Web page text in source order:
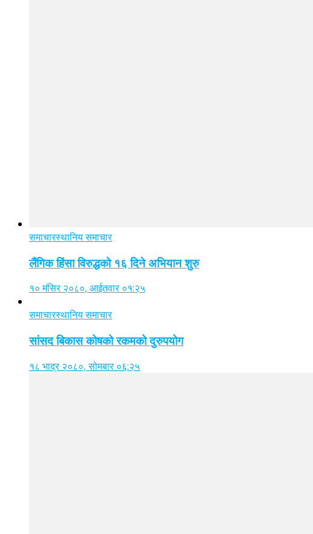
समाचारस्थानिय समाचार
लैंगिक हिंसा विरुद्धको १६ दिने अभियान शुरु
१० मंसिर २०८०, आईतवार ०१:२५
समाचारस्थानिय समाचार
सांसद बिकास कोषको रकमको दुरुपयोग
१८ भाद्र २०८०, सोमबार ०६:२५